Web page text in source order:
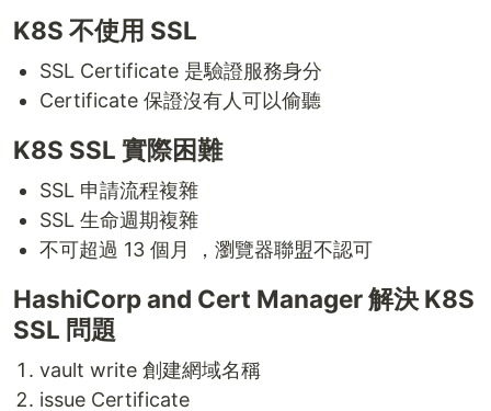
K8S 不使用 SSL
SSL Certificate 是驗證服務身分
Certificate 保證沒有人可以偷聽
K8S SSL 實際困難
SSL 申請流程複雜
SSL 生命週期複雜
不可超過 13 個月 ，瀏覽器聯盟不認可
HashiCorp and Cert Manager 解決 K8S
SSL 問題
vault write 創建網域名稱
issue Certificate